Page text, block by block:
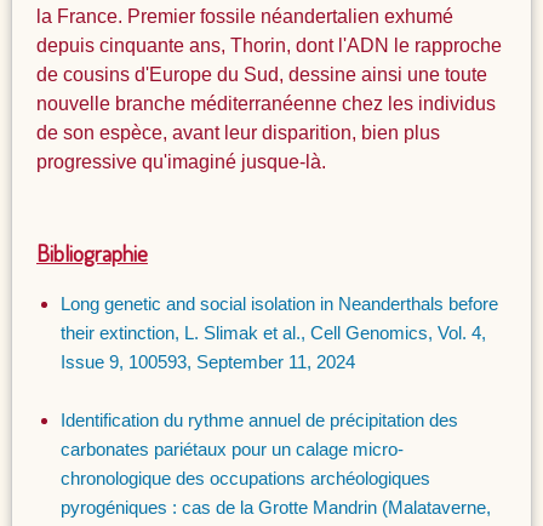
la France. Premier fossile néandertalien exhumé
depuis cinquante ans, Thorin, dont l'ADN le rapproche
de cousins d'Europe du Sud, dessine ainsi une toute
nouvelle branche méditerranéenne chez les individus
de son espèce, avant leur disparition, bien plus
progressive qu'imaginé jusque-là.
Bibliographie
Long genetic and social isolation in Neanderthals before
their extinction, L. Slimak et al., Cell Genomics, Vol. 4,
Issue 9, 100593, September 11, 2024
Identification du rythme annuel de précipitation des
carbonates pariétaux pour un calage micro-
chronologique des occupations archéologiques
pyrogéniques : cas de la Grotte Mandrin (Malataverne,